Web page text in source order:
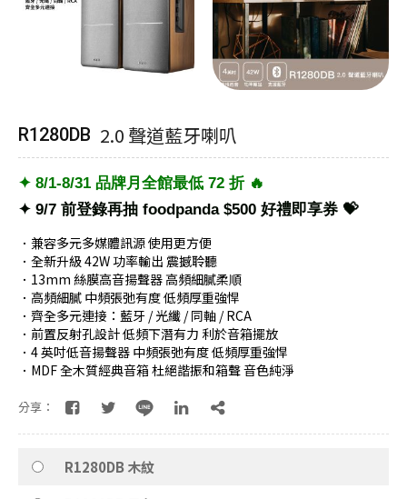
R1280DB 2.0 聲道藍牙喇叭
✦ 8/1-8/31 品牌月全館最低 72 折 🔥
✦ 9/7 前登錄再抽 foodpanda $500 好禮即享券 💝
．兼容多元多媒體訊源 使用更方便
．全新升級 42W 功率輸出 震撼聆聽
．13mm 絲膜高音揚聲器 高頻細膩柔順
．高頻細膩 中頻張弛有度 低頻厚重強悍
．齊全多元連接：藍牙 / 光纖 / 同軸 / RCA
．前置反射孔設計 低頻下潛有力 利於音箱擺放
．4 英吋低音揚聲器 中頻張弛有度 低頻厚重強悍
．MDF 全木質經典音箱 杜絕諧振和箱聲 音色純淨
分享：
R1280DB 木紋